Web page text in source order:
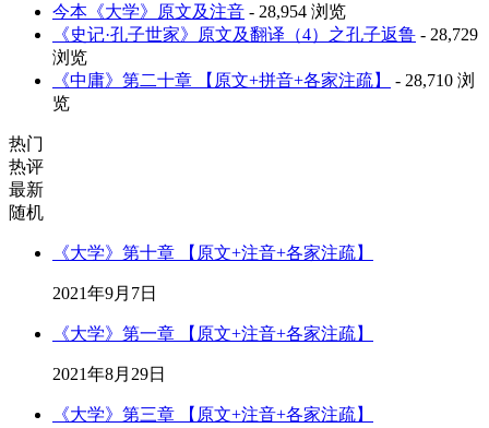
今本《大学》原文及注音 - 28,954 浏览
《史记·孔子世家》原文及翻译（4）之孔子返鲁 - 28,729
浏览
《中庸》第二十章 【原文+拼音+各家注疏】
- 28,710 浏
览
热门
热评
最新
随机
《大学》第十章 【原文+注音+各家注疏】
2021年9月7日
《大学》第一章 【原文+注音+各家注疏】
2021年8月29日
《大学》第三章 【原文+注音+各家注疏】